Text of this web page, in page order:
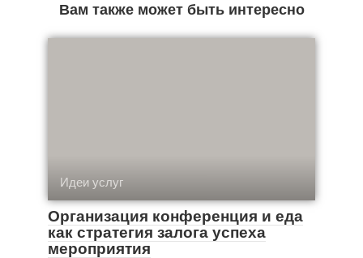
Вам также может быть интересно
Идеи услуг
Организация конференция и еда
как стратегия залога успеха
мероприятия